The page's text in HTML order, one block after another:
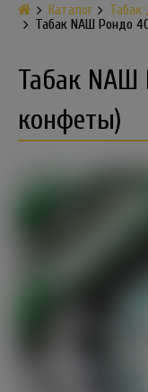
Каталог Табак
Табак NАШ Рондо
Табак
конфеты)